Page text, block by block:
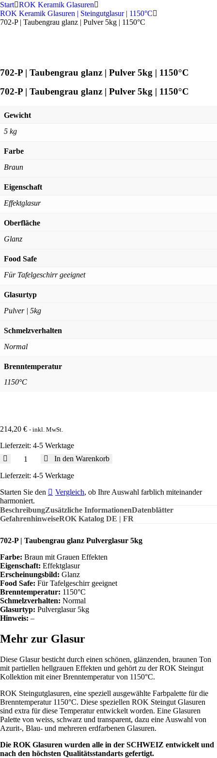
Start ROK Keramik Glasuren
ROK Keramik Glasuren | Steingutglasur | 1150°C
702-P | Taubengrau glanz | Pulver 5kg | 1150°C
702-P | Taubengrau glanz | Pulver 5kg | 1150°C
702-P | Taubengrau glanz | Pulver 5kg | 1150°C
Gewicht
5 kg
Farbe
Braun
Eigenschaft
Effektglasur
Oberfläche
Glanz
Food Safe
Für Tafelgeschirr geeignet
Glasurtyp
Pulver | 5kg
Schmelzverhalten
Normal
Brenntemperatur
1150°C
214,20 € - inkl. MwSt.
Lieferzeit: 4-5 Werktage
|
glanz
|
Pulver
5kg
1150°C
Menge
In den Warenkorb
Lieferzeit: 4-5 Werktage
Starten Sie den
Vergleich, ob Ihre Auswahl farblich miteinander
harmoniert.
BeschreibungZusätzliche InformationenDatenblätter
GefahrenhinweiseROK Katalog DE | FR
702-P | Taubengrau glanz Pulverglasur 5kg
Farbe: Braun mit Grauen Effekten
Eigenschaft: Effektglasur
Erscheinungsbild: Glanz
Food Safe: Für Tafelgeschirr geeignet
Brenntemperatur: 1150°C
Schmelzverhalten: Normal
Glasurtyp: Pulverglasur 5kg
Hinweis: –
Mehr zur Glasur
Diese Glasur besticht durch einen schönen, glänzenden, braunen Ton
mit partiellen hellgrauen Effekten und gehört zu der ROK Steingut
Kollektion mit einer Brenntemperatur von 1150°C.
ROK Steingutglasuren, eine speziell ausgewählte Farbpalette für die
Brenntemperatur 1150°C. Diese speziellen ROK Steingut Glasuren
sind extra für diese Temperatur entwickelt worden. Eine Glasuren
Palette von weiss, schwarz und transparent, dazu eine Auswahl von
Azurit-, Blau- und mehreren erdfarbenen Glasuren.
Die ROK Glasuren wurden alle in der SCHWEIZ entwickelt und
nach den höchsten Qualitätsstandarts gefertigt.